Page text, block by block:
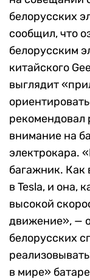
белорусских
сообщил, что
белорусским
китайского
выглядит
рекомендовал
внимание на
электрокара.
багажник. Как
в Tesla, и она,
высокой
движение», —
белорусских
в мире»